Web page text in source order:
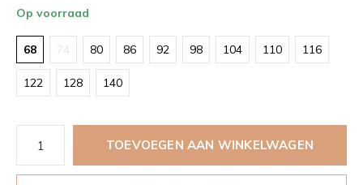
Op voorraad
68 74 80 86 92 98 104 110 116
122 128 140
TOEVOEGEN AAN WINKELWAGEN